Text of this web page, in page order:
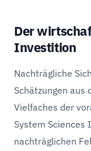
Der
Investition
Nachträgliche
Schätzungen aus
Vielfaches der
System
nachträglichen